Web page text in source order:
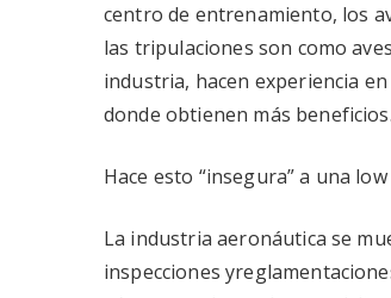
centro de entrenamiento, los
las tripulaciones son como
industria, hacen experiencia
donde obtienen más beneficios.
Hace esto “insegura” a una
La industria aeronáutica se
inspecciones